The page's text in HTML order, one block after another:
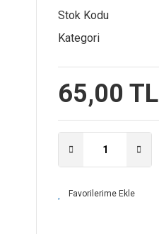
Stok Kodu
Kategori
65,00 TL